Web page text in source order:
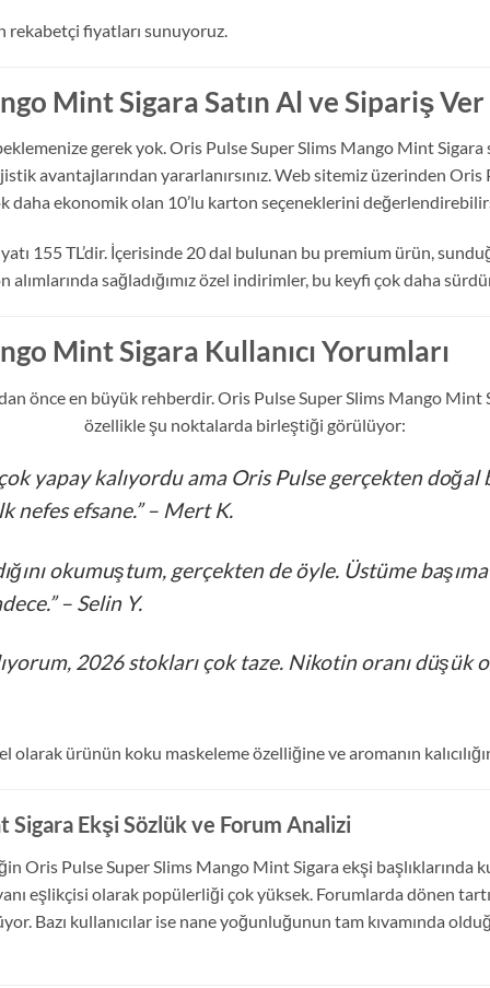
rekabetçi fiyatları sunuyoruz.
Mint Sigara Satın Al ve Sipariş Ver
gerek yok. Oris Pulse Super Slims Mango Mint Sigara
avantajlarından yararlanırsınız. Web sitemiz üzerinden
daha ekonomik olan 10’lu karton seçeneklerini
155 TL’dir. İçerisinde 20 dal bulunan bu premium ürün,
sağladığımız özel indirimler, bu keyfi çok daha
Mint Sigara Kullanıcı Yorumları
önce en büyük rehberdir. Oris Pulse Super Slims Mango
özellikle şu noktalarda birleştiği görülüyor:
yapay kalıyordu ama Oris Pulse gerçekten
nefes efsane.”– Mert K.
okumuştum, gerçekten de öyle. Üstüme
– Selin Y.
2026 stokları çok taze. Nikotin oranı düşük
olarak ürünün koku maskeleme özelliğine ve aromanın
Ekşi Sözlük ve Forum Analizi
Oris Pulse Super Slims Mango Mint Sigara ekşi başlıklarında
eşlikçisi olarak popülerliği çok yüksek. Forumlarda dönen
Bazı kullanıcılar ise nane yoğunluğunun tam kıvamında